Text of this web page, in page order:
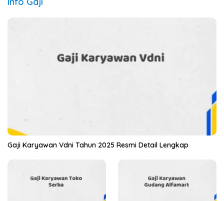
Gaji Karyawan Vdni Tahun 2025 Resmi Detail Lengkap